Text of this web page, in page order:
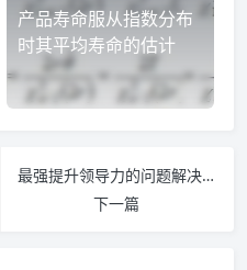
产品寿命服从指数分布
时其平均寿命的估计
最强提升领导力的问题解决框架
下一篇